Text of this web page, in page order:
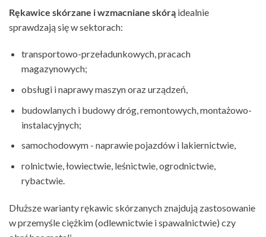
Rękawice skórzane i wzmacniane skórą idealnie
sprawdzają się w sektorach:
transportowo-przeładunkowych, pracach
magazynowych;
obsługi i naprawy maszyn oraz urządzeń,
budowlanych i budowy dróg, remontowych, montażowo-
instalacyjnych;
samochodowym - naprawie pojazdów i lakiernictwie,
rolnictwie, łowiectwie, leśnictwie, ogrodnictwie,
rybactwie.
Dłuższe warianty rękawic skórzanych znajdują zastosowanie
w przemyśle ciężkim (odlewnictwie i spawalnictwie) czy